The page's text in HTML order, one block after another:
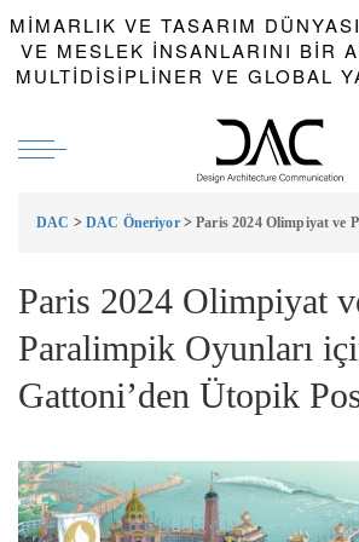
MIMARLIK VE TASARIM
VE MESLEK INSANLARINI BIR
MULTIDISIPLINER VE GLOBAL
DAC > DAC Öneriyor>Paris 2024 Olimpiyat ve Paralimpik
Paris 2024 Olimpiyat
Paralimpik Oyunları
Gattoni’den Ütopik